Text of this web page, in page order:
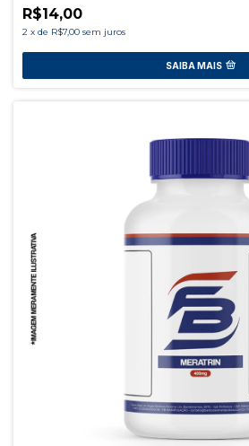
R$14,00
2 x de R$7,00 sem juros
SAIBA MAIS